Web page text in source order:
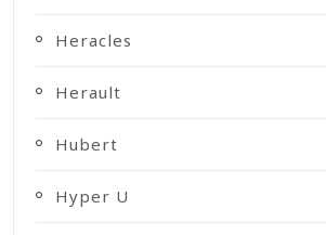
Heracles
Herault
Hubert
Hyper U